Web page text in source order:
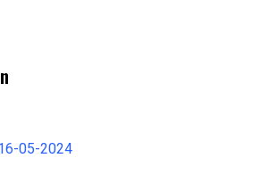
05-2024